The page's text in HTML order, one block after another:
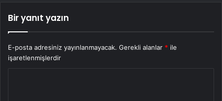
Bir yanıt yazın
E-posta adresiniz yayınlanmayacak. Gerekli alanlar * ile
işaretlenmişlerdir